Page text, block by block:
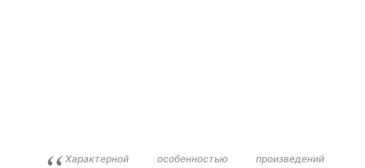
Характерной особенностью произведений